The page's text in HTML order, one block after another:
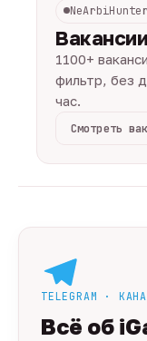
NeArbiHunter
1100+
фильтр, без
час.
Смотреть
TELEGRAM ·
Всё об